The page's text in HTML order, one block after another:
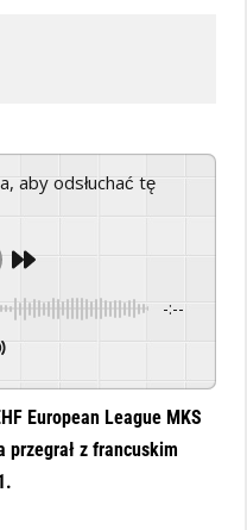
-:--
European League MKS
przegrał z francuskim